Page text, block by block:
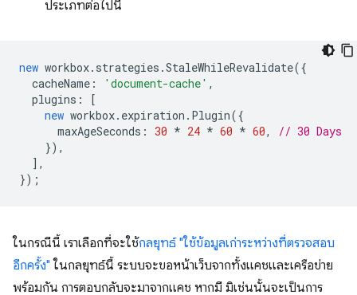
ประเภทต่อไปนี้
new workbox. strategies .StaleWhileRevalidate({
cacheName : 'document-cache' ,
plugins :
[
new workbox. expiration . Plugin({
maxAgeSeconds : 30 * 24 * 60 * 60,
// 30 Days
}),
],
});
ในกรณีนี้ เราเลือกที่จะใช้กลยุทธ์ "ใช้ข้อมูลเก่าระหว่างที่ตรวจสอบ
อีกครั้ง" ในกลยุทธ์นี้ ระบบจะขอหน้าเว็บจากทั้งแคชและเครือข่าย
พร้อมกัน การตอบกลับจะมาจากแคช หากมี มิเช่นนั้นจะเป็นการ